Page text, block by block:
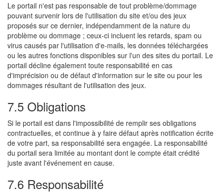
Le portail n'est pas responsable de tout problème/dommage
pouvant survenir lors de l'utilisation du site et/ou des jeux
proposés sur ce dernier, indépendamment de la nature du
problème ou dommage ; ceux-ci incluent les retards, spam ou
virus causés par l'utilisation d'e-mails, les données téléchargées
ou les autres fonctions disponibles sur l'un des sites du portail. Le
portail décline également toute responsabilité en cas
d'imprécision ou de défaut d'information sur le site ou pour les
dommages résultant de l'utilisation des jeux.
7.5 Obligations
Si le portail est dans l'impossibilité de remplir ses obligations
contractuelles, et continue à y faire défaut après notification écrite
de votre part, sa responsabilité sera engagée. La responsabilité
du portail sera limitée au montant dont le compte était crédité
juste avant l'événement en cause.
7.6 Responsabilité